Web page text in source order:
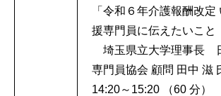
「令和６年介護報酬改定
援専門員に伝えたいこと
埼玉県立大学理事長
専門員協会 顧問 田中 滋
14:20～15:20 （60 分）